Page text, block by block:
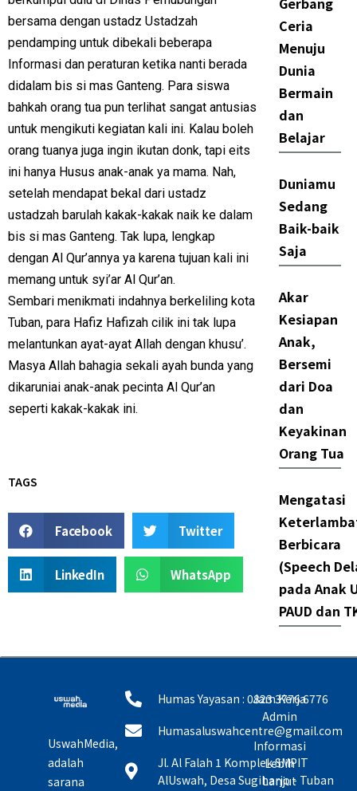
bersama dengan ustadz Ustadzah
pendamping untuk dibekali beberapa
Informasi dan peraturan ketika nanti berada
didalam bis si mas Ganteng. Para siswa
bahkah orang tua pun terlihat sangat antusias
untuk mengikuti kegiatan kali ini. Kalau boleh
orang tuanya juga ingin ikutan donk, tapi eits
ini hanya Husus anak-anak ya mama. Nah,
setelah mendapat bekal dari ustadz
ustadzah barulah kakak-kakak naik ke dalam
bis si mas Ganteng. Tak lupa, lengkap
dengan Al Qur’annya ya karena tujuan kali ini
memang untuk syi’ar Al Qur’an.
Sembari menikmati indahnya berkeliling kota
Tuban, para Hafiz Hafizah cilik ini tak lupa
melantunkan ayat-ayat Allah dengan khusu’.
Masya Allah bahagia sekali ayah bunda yang
dikaruniai anak-anak pecinta Al Qur’an
seperti kakak-kakak ini.
TAGS
Facebook Twitter
LinkedIn WhatsApp
Ceria
Menuju
Dunia
Bermain
dan
Belajar
Duniamu
Sedang
Baik-baik
Saja
Akar
Kesiapan
Anak,
Bersemi
dari Doa
dan
Keyakinan
Orang Tua
Mengatasi
Berbicara
(Speech
pada Anak
PAUD dan
UswahMedia,
adalah
sarana
Humas Yayasan : 0823 3776 6776
Humasaluswahcentre@gmail.com
Jl. Al Falah 1 Komplek SMPIT
AlUswah, Desa Sugiharjo - Tuban
Jam Kerja
Admin
Informasi
Lebih
Lanjut